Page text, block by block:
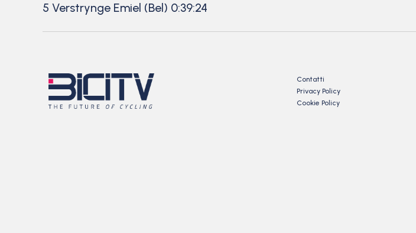
5 Verstrynge Emiel (Bel) 0:39:24
Contatti
Privacy Policy
Cookie Policy